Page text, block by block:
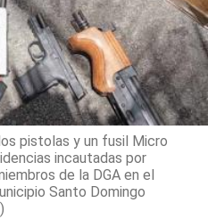
pistolas y un fusil Micro
incautadas por
de la DGA en el
Santo Domingo
)